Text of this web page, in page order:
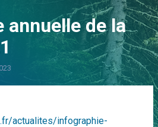
annuelle de la
actualites/infographie-